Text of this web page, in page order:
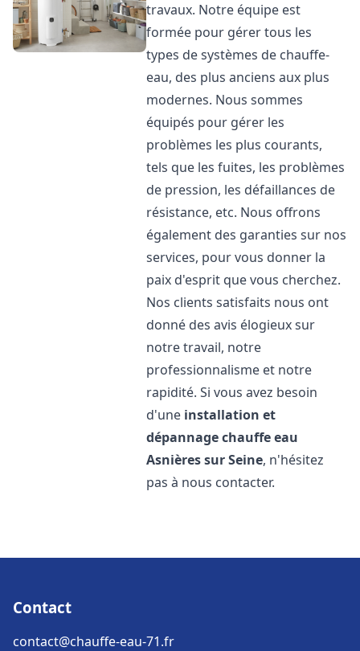
travaux. Notre équipe est
formée pour gérer tous les
types de systèmes de chauffe-
eau, des plus anciens aux plus
modernes. Nous sommes
équipés pour gérer les
problèmes les plus courants,
tels que les fuites, les problèmes
de pression, les défaillances de
résistance, etc. Nous offrons
également des garanties sur nos
services, pour vous donner la
paix d'esprit que vous cherchez.
Nos clients satisfaits nous ont
donné des avis élogieux sur
notre travail, notre
professionnalisme et notre
rapidité. Si vous avez besoin
d'une installation et
dépannage chauffe eau
Asnières sur Seine, n'hésitez
pas à nous contacter.
Contact
contact@chauffe-eau-71.fr